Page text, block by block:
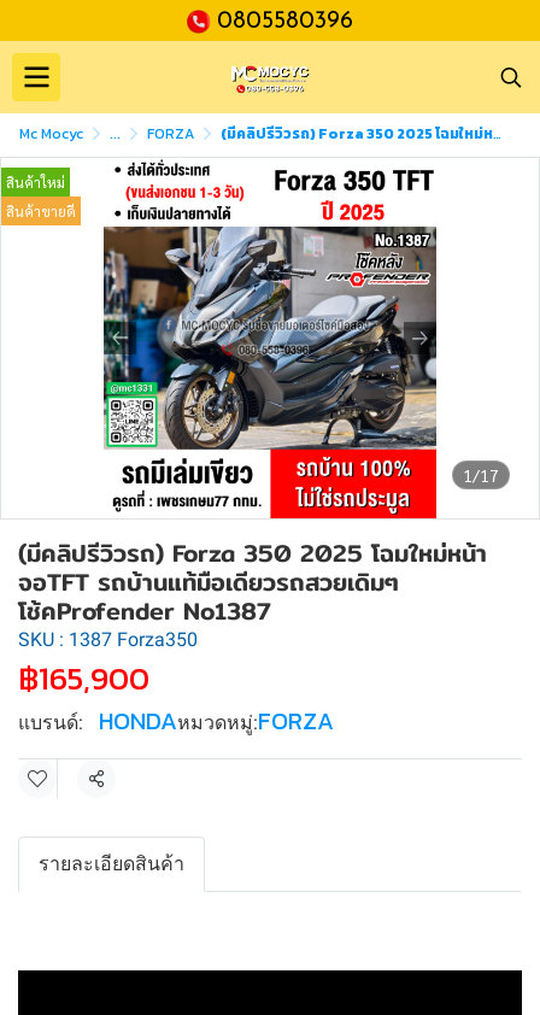
0805580396
Mc Mocyc ... FORZA (มีคลิปรีวิวรถ) Forza 350 2025 โฉมใหม่หน้าจอTFT รถบ้านแท้มือเดียวรถสวยเดิมๆ โช้คProfender No1387
1/17
สินค้าใหม่
สินค้าขายดี
(มีคลิปรีวิวรถ) Forza 350 2025 โฉมใหม่หน้า
จอTFT รถบ้านแท้มือเดียวรถสวยเดิมๆ
โช้คProfender No1387
SKU : 1387 Forza350
฿165,900
แบรนด์: HONDAหมวดหมู่:FORZA
แชร์
รายละเอียดสินค้า